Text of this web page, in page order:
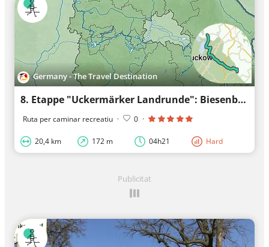
Germany - The Travel Destination
8. Etappe "Uckermärker Landrunde": Biesenbrow - Seehausen, walking tour
Ruta per caminar recreatiu · 0 ·
20,4 km 172 m 04h21 Hard
Publicitat